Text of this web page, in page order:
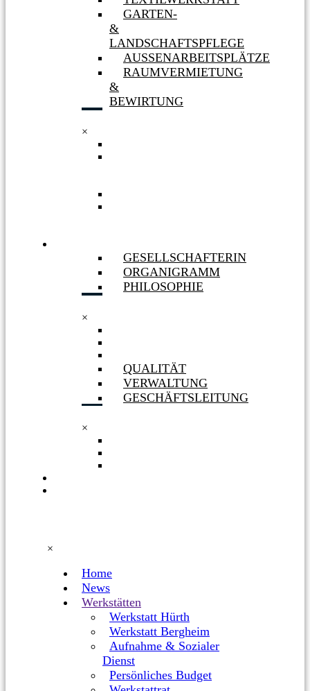
GARTEN-
&
LANDSCHAFTSPFLEGE
AUSSENARBEITSPLÄTZE
RAUMVERMIETUNG
&
BEWIRTUNG
×
GESELLSCHAFTERIN
ORGANIGRAMM
PHILOSOPHIE
×
QUALITÄT
VERWALTUNG
GESCHÄFTSLEITUNG
×
×
Home
News
Werkstätten
Werkstatt Hürth
Werkstatt Bergheim
Aufnahme & Sozialer
Dienst
Persönliches Budget